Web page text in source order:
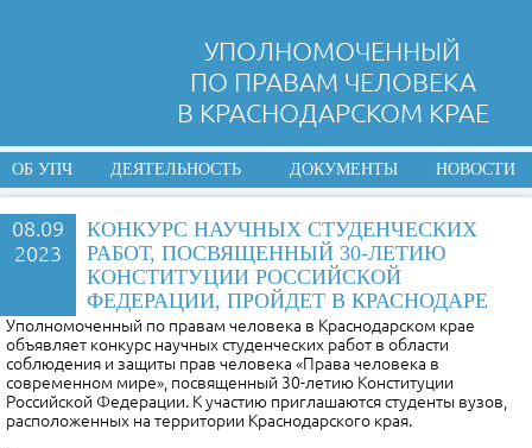
УПОЛНОМОЧЕННЫЙ
ПО ПРАВАМ ЧЕЛОВЕКА
В КРАСНОДАРСКОМ КРАЕ
ОБ УПЧ ДЕЯТЕЛЬНОСТЬ ДОКУМЕНТЫ НОВОСТИ
08.09
2023
КОНКУРС НАУЧНЫХ СТУДЕНЧЕСКИХ
РАБОТ, ПОСВЯЩЕННЫЙ 30-ЛЕТИЮ
КОНСТИТУЦИИ РОССИЙСКОЙ
ФЕДЕРАЦИИ, ПРОЙДЕТ В КРАСНОДАРЕ
Уполномоченный по правам человека в Краснодарском крае
объявляет конкурс научных студенческих работ в области
соблюдения и защиты прав человека «Права человека в
современном мире», посвященный 30-летию Конституции
Российской Федерации. К участию приглашаются студенты вузов,
расположенных на территории Краснодарского края.